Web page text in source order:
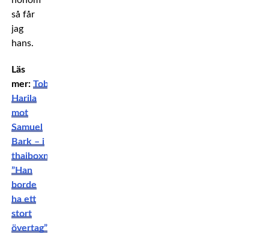
så får
jag
hans.
Läs
mer: Tobias
Harila
mot
Samuel
Bark – i
thaiboxning?
”Han
borde
ha ett
stort
övertag”